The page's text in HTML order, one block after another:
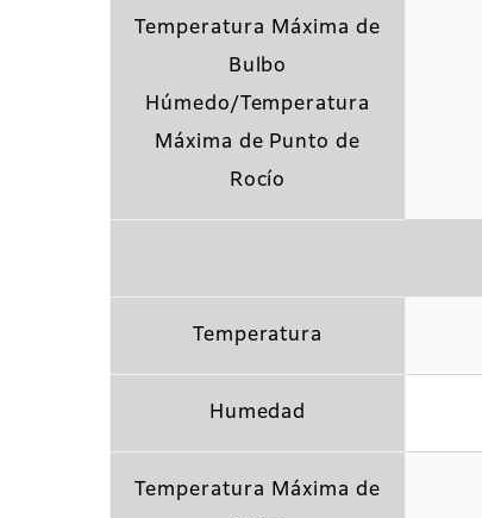
Temperatura Máxima de
Bulbo
Húmedo/Temperatura
Máxima de Punto de
Rocío
Temperatura
Humedad
Temperatura Máxima de